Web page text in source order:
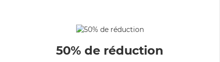
50% de réduction